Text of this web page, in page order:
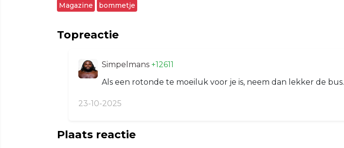
Magazine bommetje
Topreactie
Simpelmans +12611
Als een rotonde te moeiluk voor je is, neem dan lekker de bus.
23-10-2025
Plaats reactie